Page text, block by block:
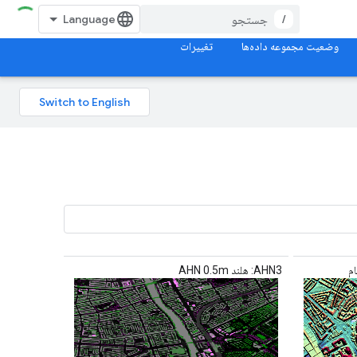
/
وضعیت مجموعه داده‌ها تغییرات
AHN3: هلند AHN 0.5m